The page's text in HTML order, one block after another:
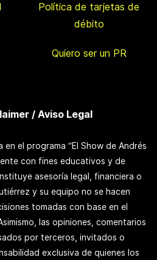
Política de tarjetas de
débito
Quiero ser un PR
/ Aviso Legal
el programa “El Show de Andrés
con fines educativos y de
asesoría legal, financiera o
y su equipo no se hacen
tomadas con base en el
las opiniones, comentarios
por terceros, invitados o
exclusiva de quienes los